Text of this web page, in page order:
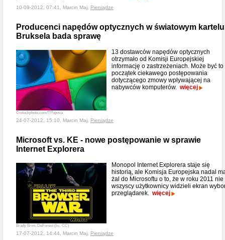
10-09-2012, 07:41, Marcin Maj, Pieniądze
Producenci napędów optycznych w światowym
Bruksela bada sprawę
©istockphoto.com/TPopova
13 dostawców napędów optycznych
otrzymało od Komisji Europejskiej
informację o zastrzeżeniach. Może być to
początek ciekawego postępowania
dotyczącego zmowy wpływającej na
nabywców komputerów. więcej
24-07-2012, 15:10, Marcin Maj, Pieniądze
Microsoft vs. KE - nowe postępowanie w sprawie
Internet Explorera
Brady Brim-DeForest (lic. CC)
Monopol Internet Explorera staje się
historią, ale Komisja Europejska nadal
żal do Microsoftu o to, że w roku 2011 nie
wszyscy użytkownicy widzieli ekran
przeglądarek. więcej
17-07-2012, 14:44, Marcin Maj, Pieniądze